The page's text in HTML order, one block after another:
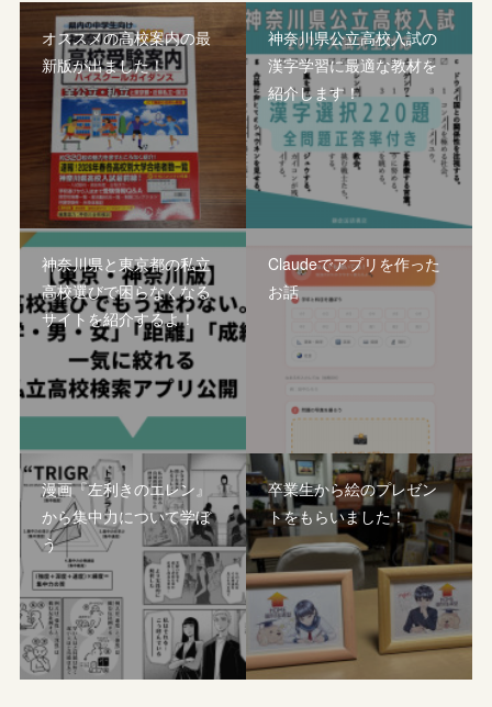
オススメの高校案内の最
新版が出ました！
神奈川県公立高校入試の
漢字学習に最適な教材を
紹介します！
神奈川県と東京都の私立
高校選びで困らなくなる
サイトを紹介するよ！
Claudeでアプリを作った
お話
漫画『左利きのエレン』
から集中力について学ぼ
う
卒業生から絵のプレゼン
トをもらいました！